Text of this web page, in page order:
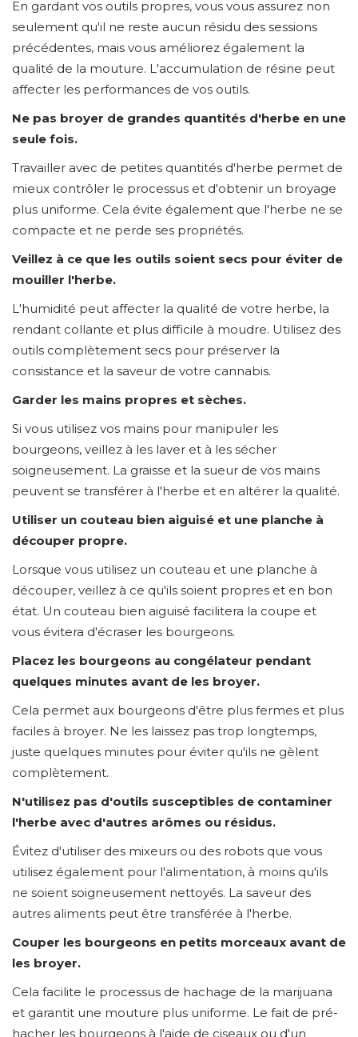
En gardant vos outils propres, vous vous assurez non
seulement qu'il ne reste aucun résidu des sessions
précédentes, mais vous améliorez également la
qualité de la mouture. L'accumulation de résine peut
affecter les performances de vos outils.
Ne pas broyer de grandes quantités d'herbe en une
seule fois.
Travailler avec de petites quantités d'herbe permet de
mieux contrôler le processus et d'obtenir un broyage
plus uniforme. Cela évite également que l'herbe ne se
compacte et ne perde ses propriétés.
Veillez à ce que les outils soient secs pour éviter de
mouiller l'herbe.
L'humidité peut affecter la qualité de votre herbe, la
rendant collante et plus difficile à moudre. Utilisez des
outils complètement secs pour préserver la
consistance et la saveur de votre cannabis.
Garder les mains propres et sèches.
Si vous utilisez vos mains pour manipuler les
bourgeons, veillez à les laver et à les sécher
soigneusement. La graisse et la sueur de vos mains
peuvent se transférer à l'herbe et en altérer la qualité.
Utiliser un couteau bien aiguisé et une planche à
découper propre.
Lorsque vous utilisez un couteau et une planche à
découper, veillez à ce qu'ils soient propres et en bon
état. Un couteau bien aiguisé facilitera la coupe et
vous évitera d'écraser les bourgeons.
Placez les bourgeons au congélateur pendant
quelques minutes avant de les broyer.
Cela permet aux bourgeons d'être plus fermes et plus
faciles à broyer. Ne les laissez pas trop longtemps,
juste quelques minutes pour éviter qu'ils ne gèlent
complètement.
N'utilisez pas d'outils susceptibles de contaminer
l'herbe avec d'autres arômes ou résidus.
Évitez d'utiliser des mixeurs ou des robots que vous
utilisez également pour l'alimentation, à moins qu'ils
ne soient soigneusement nettoyés. La saveur des
autres aliments peut être transférée à l'herbe.
Couper les bourgeons en petits morceaux avant de
les broyer.
Cela facilite le processus de hachage de la marijuana
et garantit une mouture plus uniforme. Le fait de pré-
hacher les bourgeons à l'aide de ciseaux ou d'un